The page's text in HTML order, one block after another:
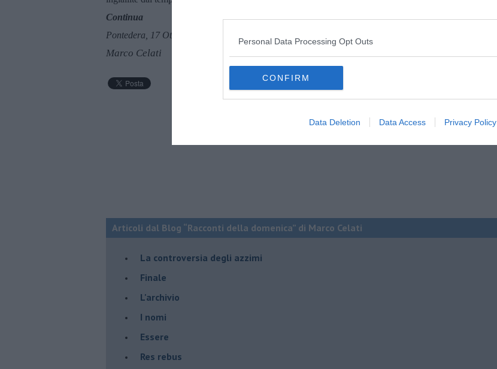
Personal Data Processing Opt Outs
CONFIRM
Data Deletion Data Access Privacy Policy
Continua
Pontedera, 17 Ottobre 2016
Marco Celati
Articoli dal Blog “Racconti della domenica” di Marco Celati
La controversia degli azzimi
Finale
L'archivio
I nomi
Essere
Res rebus